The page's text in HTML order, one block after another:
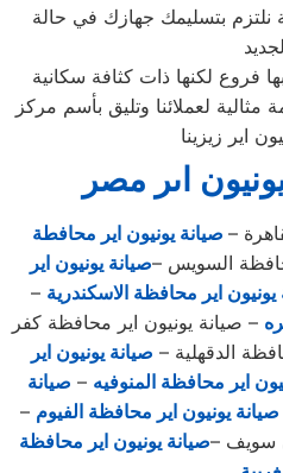
نلتزم بتسليمك جهازك في حالة
فروع لكنها ذات كثافة سكانية
لعملائنا وتليق بأسم مركز
اير زيزينا
اىر مصر
– صيانة يونيون اير محافطة
السويس –صيانة يونيون اير
يونيون اير محافظة الاسكندرية –
– صيانة يونيون اير محافظة كفر
الدقهلية – صيانة يونيون اير
اير محافظة المنوفيه – صيانة
صيانة يونيون اير محافظة الفيوم –
سويف –صيانة يونيون اير محافظة